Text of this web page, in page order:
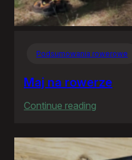
Podsumowania rowerowe
Maj na rowerze
Continue reading
na
rowerze